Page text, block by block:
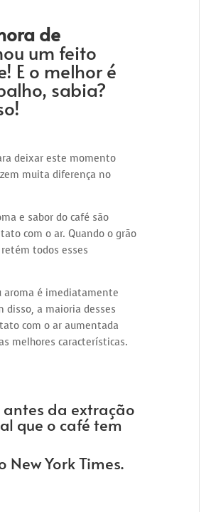
de
um feito
E o melhor é
sabia?
deixar este momento
muita diferença no
e sabor do café são
com o ar. Quando o grão
todos esses
aroma é imediatamente
disso, a maioria desses
com o ar aumentada
melhores características.
da extração
que o café tem
York Times.